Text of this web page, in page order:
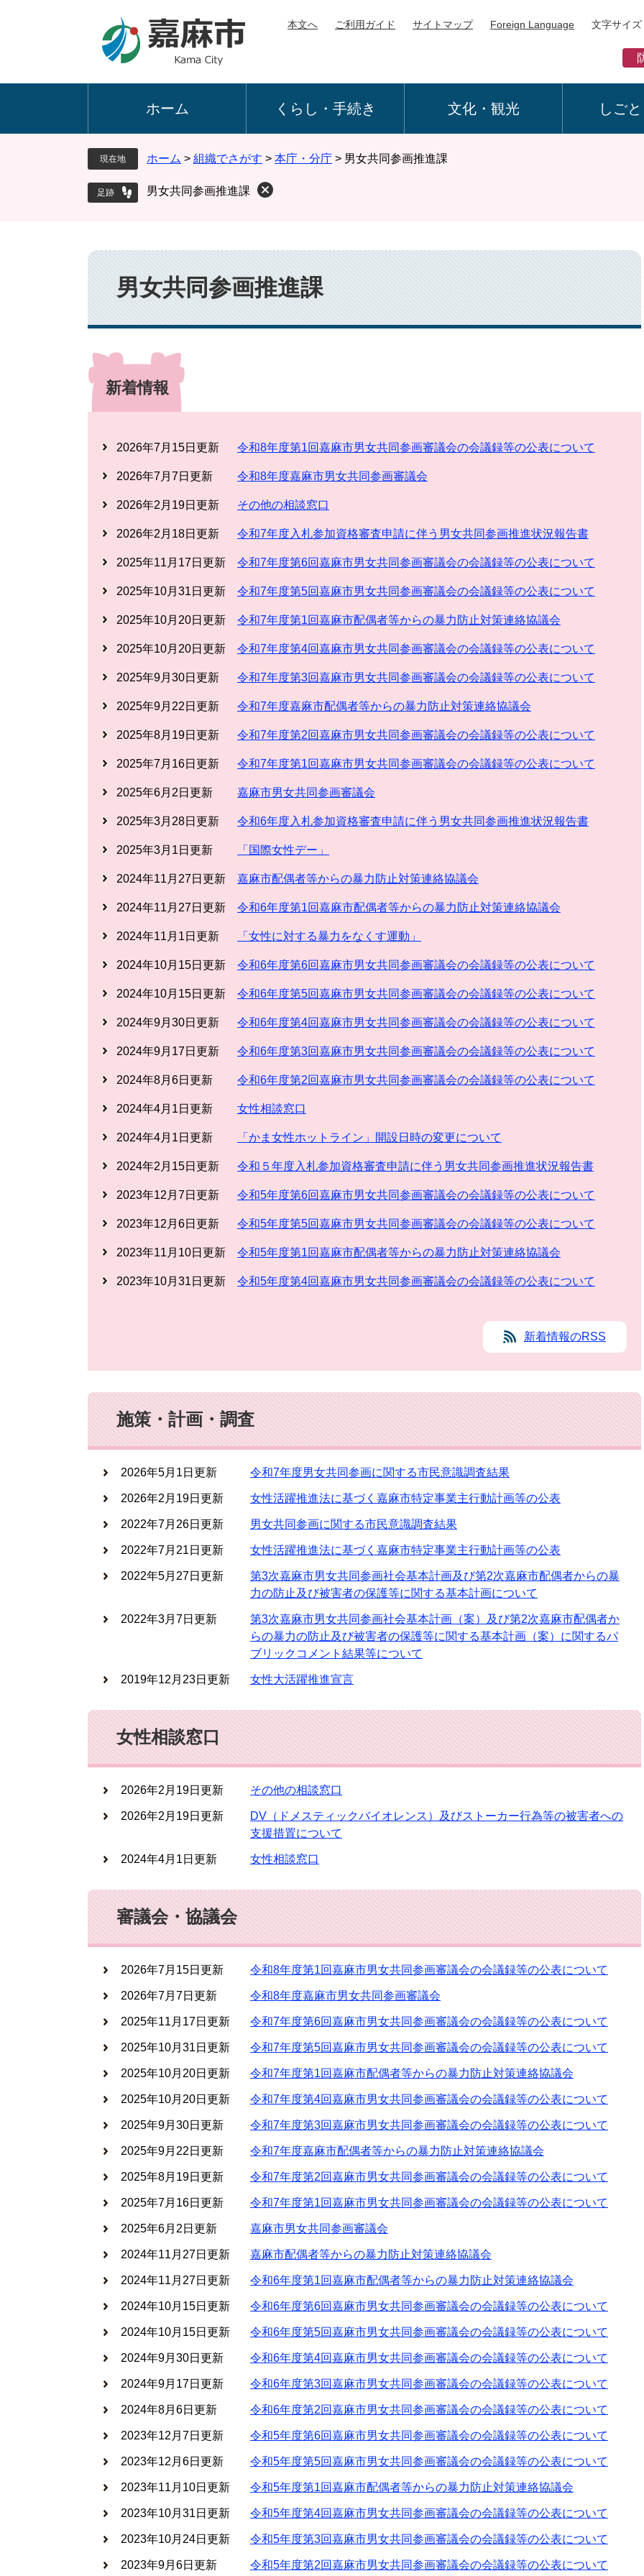
本文へ ご利用ガイド サイトマップ Foreign Language 文字サイズ
ホーム くらし・手続き 文化・観光 しご
現在地 ホーム > 組織でさがす > 本庁・分庁 > 男女共同参画推進課
男女共同参画推進課
本
文
男女共同参画推進課
新着情報
2026年7月15日更新 令和8年度第1回嘉麻市男女共同参画審議会の会議録等の公表について
2026年7月7日更新 令和8年度嘉麻市男女共同参画審議会
2026年2月19日更新 その他の相談窓口
2026年2月18日更新 令和7年度入札参加資格審査申請に伴う男女共同参画推進状況報告書
2025年11月17日更新 令和7年度第6回嘉麻市男女共同参画審議会の会議録等の公表について
2025年10月31日更新 令和7年度第5回嘉麻市男女共同参画審議会の会議録等の公表について
2025年10月20日更新 令和7年度第1回嘉麻市配偶者等からの暴力防止対策連絡協議会
2025年10月20日更新 令和7年度第4回嘉麻市男女共同参画審議会の会議録等の公表について
2025年9月30日更新 令和7年度第3回嘉麻市男女共同参画審議会の会議録等の公表について
2025年9月22日更新 令和7年度嘉麻市配偶者等からの暴力防止対策連絡協議会
2025年8月19日更新 令和7年度第2回嘉麻市男女共同参画審議会の会議録等の公表について
2025年7月16日更新 令和7年度第1回嘉麻市男女共同参画審議会の会議録等の公表について
2025年6月2日更新 嘉麻市男女共同参画審議会
2025年3月28日更新 令和6年度入札参加資格審査申請に伴う男女共同参画推進状況報告書
2025年3月1日更新 「国際女性デー」
2024年11月27日更新 嘉麻市配偶者等からの暴力防止対策連絡協議会
2024年11月27日更新 令和6年度第1回嘉麻市配偶者等からの暴力防止対策連絡協議会
2024年11月1日更新 「女性に対する暴力をなくす運動」
2024年10月15日更新 令和6年度第6回嘉麻市男女共同参画審議会の会議録等の公表について
2024年10月15日更新 令和6年度第5回嘉麻市男女共同参画審議会の会議録等の公表について
2024年9月30日更新 令和6年度第4回嘉麻市男女共同参画審議会の会議録等の公表について
2024年9月17日更新 令和6年度第3回嘉麻市男女共同参画審議会の会議録等の公表について
2024年8月6日更新 令和6年度第2回嘉麻市男女共同参画審議会の会議録等の公表について
2024年4月1日更新 女性相談窓口
2024年4月1日更新 「かま女性ホットライン」開設日時の変更について
2024年2月15日更新 令和５年度入札参加資格審査申請に伴う男女共同参画推進状況報告書
2023年12月7日更新 令和5年度第6回嘉麻市男女共同参画審議会の会議録等の公表について
2023年12月6日更新 令和5年度第5回嘉麻市男女共同参画審議会の会議録等の公表について
2023年11月10日更新 令和5年度第1回嘉麻市配偶者等からの暴力防止対策連絡協議会
2023年10月31日更新 令和5年度第4回嘉麻市男女共同参画審議会の会議録等の公表について
新着情報のRSS
施策・計画・調査
2026年5月1日更新 令和7年度男女共同参画に関する市民意識調査結果
2026年2月19日更新 女性活躍推進法に基づく嘉麻市特定事業主行動計画等の公表
2022年7月26日更新 男女共同参画に関する市民意識調査結果
2022年7月21日更新 女性活躍推進法に基づく嘉麻市特定事業主行動計画等の公表
2022年5月27日更新
第3次嘉麻市男女共同参画社会基本計画及び第2次嘉麻市配偶者からの暴
力の防止及び被害者の保護等に関する基本計画について
2022年3月7日更新
第3次嘉麻市男女共同参画社会基本計画（案）及び第2次嘉麻市配偶者か
らの暴力の防止及び被害者の保護等に関する基本計画（案）に関するパ
ブリックコメント結果等について
2019年12月23日更新 女性大活躍推進宣言
女性相談窓口
2026年2月19日更新 その他の相談窓口
2026年2月19日更新
DV（ドメスティックバイオレンス）及びストーカー行為等の被害者への
支援措置について
2024年4月1日更新 女性相談窓口
審議会・協議会
2026年7月15日更新 令和8年度第1回嘉麻市男女共同参画審議会の会議録等の公表について
2026年7月7日更新 令和8年度嘉麻市男女共同参画審議会
2025年11月17日更新 令和7年度第6回嘉麻市男女共同参画審議会の会議録等の公表について
2025年10月31日更新 令和7年度第5回嘉麻市男女共同参画審議会の会議録等の公表について
2025年10月20日更新 令和7年度第1回嘉麻市配偶者等からの暴力防止対策連絡協議会
2025年10月20日更新 令和7年度第4回嘉麻市男女共同参画審議会の会議録等の公表について
2025年9月30日更新 令和7年度第3回嘉麻市男女共同参画審議会の会議録等の公表について
2025年9月22日更新 令和7年度嘉麻市配偶者等からの暴力防止対策連絡協議会
2025年8月19日更新 令和7年度第2回嘉麻市男女共同参画審議会の会議録等の公表について
2025年7月16日更新 令和7年度第1回嘉麻市男女共同参画審議会の会議録等の公表について
2025年6月2日更新 嘉麻市男女共同参画審議会
2024年11月27日更新 嘉麻市配偶者等からの暴力防止対策連絡協議会
2024年11月27日更新 令和6年度第1回嘉麻市配偶者等からの暴力防止対策連絡協議会
2024年10月15日更新 令和6年度第6回嘉麻市男女共同参画審議会の会議録等の公表について
2024年10月15日更新 令和6年度第5回嘉麻市男女共同参画審議会の会議録等の公表について
2024年9月30日更新 令和6年度第4回嘉麻市男女共同参画審議会の会議録等の公表について
2024年9月17日更新 令和6年度第3回嘉麻市男女共同参画審議会の会議録等の公表について
2024年8月6日更新 令和6年度第2回嘉麻市男女共同参画審議会の会議録等の公表について
2023年12月7日更新 令和5年度第6回嘉麻市男女共同参画審議会の会議録等の公表について
2023年12月6日更新 令和5年度第5回嘉麻市男女共同参画審議会の会議録等の公表について
2023年11月10日更新 令和5年度第1回嘉麻市配偶者等からの暴力防止対策連絡協議会
2023年10月31日更新 令和5年度第4回嘉麻市男女共同参画審議会の会議録等の公表について
2023年10月24日更新 令和5年度第3回嘉麻市男女共同参画審議会の会議録等の公表について
2023年9月6日更新 令和5年度第2回嘉麻市男女共同参画審議会の会議録等の公表について